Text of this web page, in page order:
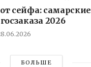
сейфа: самарские
2026
БОЛЬШЕ